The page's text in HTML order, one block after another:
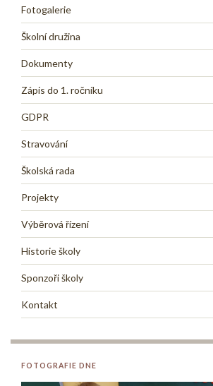
Fotogalerie
Školní družina
Dokumenty
Zápis do 1. ročníku
GDPR
Stravování
Školská rada
Projekty
Výběrová řízení
Historie školy
Sponzoři školy
Kontakt
FOTOGRAFIE DNE